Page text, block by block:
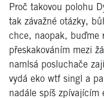
Proč takovou polohu
tak závažné otázky,
chce, naopak, buďme
přeskakováním mezi
namlsá posluchače
vydá eko wtf singl a
nadále spíš zpívajícím